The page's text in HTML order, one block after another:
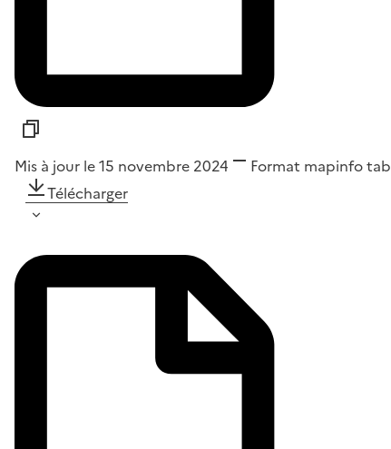
Mis à jour le 15 novembre 2024 Format mapinfo tab
Télécharger